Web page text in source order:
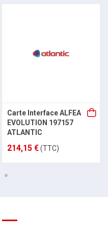
Carte Interface ALFEA
EVOLUTION 197157
ATLANTIC
214,15 €(TTC)